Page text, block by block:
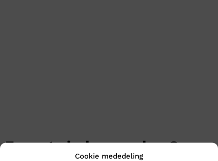
Cookie mededeling
En wat vind u van deze?